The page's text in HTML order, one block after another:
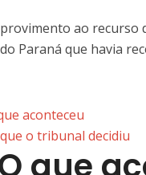
ao recurso
Paraná que havia
aconteceu
que o tribunal decidiu